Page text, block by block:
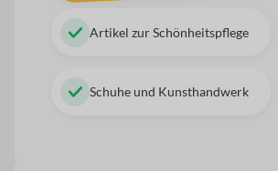
Artikel zur Schönheitspflege
Schuhe und Kunsthandwerk